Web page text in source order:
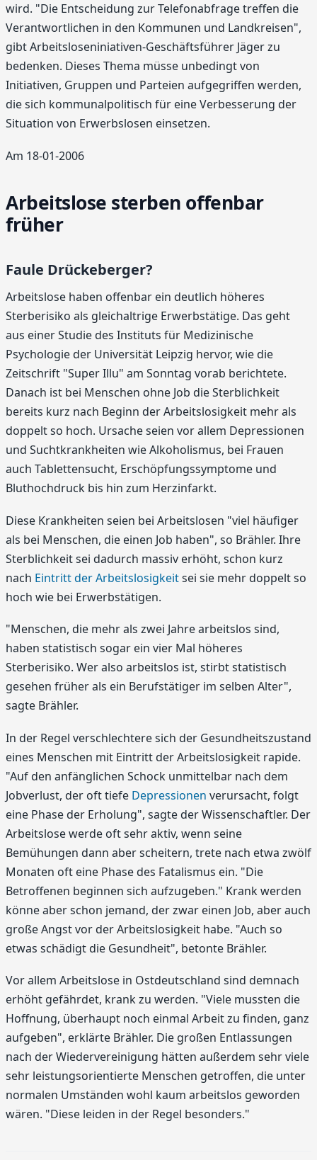
wird. "Die Entscheidung zur Telefonabfrage treffen die
Verantwortlichen in den Kommunen und Landkreisen",
gibt Arbeitsloseniniativen-Geschäftsführer Jäger zu
bedenken. Dieses Thema müsse unbedingt von
Initiativen, Gruppen und Parteien aufgegriffen werden,
die sich kommunalpolitisch für eine Verbesserung der
Situation von Erwerbslosen einsetzen.
Am 18-01-2006
Arbeitslose sterben offenbar
früher
Faule Drückeberger?
Arbeitslose haben offenbar ein deutlich höheres
Sterberisiko als gleichaltrige Erwerbstätige. Das geht
aus einer Studie des Instituts für Medizinische
Psychologie der Universität Leipzig hervor, wie die
Zeitschrift "Super Illu" am Sonntag vorab berichtete.
Danach ist bei Menschen ohne Job die Sterblichkeit
bereits kurz nach Beginn der Arbeitslosigkeit mehr als
doppelt so hoch. Ursache seien vor allem Depressionen
und Suchtkrankheiten wie Alkoholismus, bei Frauen
auch Tablettensucht, Erschöpfungssymptome und
Bluthochdruck bis hin zum Herzinfarkt.
Diese Krankheiten seien bei Arbeitslosen "viel häufiger
als bei Menschen, die einen Job haben", so Brähler. Ihre
Sterblichkeit sei dadurch massiv erhöht, schon kurz
nach Eintritt der Arbeitslosigkeitsei sie mehr doppelt so
hoch wie bei Erwerbstätigen.
"Menschen, die mehr als zwei Jahre arbeitslos sind,
haben statistisch sogar ein vier Mal höheres
Sterberisiko. Wer also arbeitslos ist, stirbt statistisch
gesehen früher als ein Berufstätiger im selben Alter",
sagte Brähler.
In der Regel verschlechtere sich der Gesundheitszustand
eines Menschen mit Eintritt der Arbeitslosigkeit rapide.
"Auf den anfänglichen Schock unmittelbar nach dem
Jobverlust, der oft tiefe Depressionen verursacht, folgt
eine Phase der Erholung", sagte der Wissenschaftler. Der
Arbeitslose werde oft sehr aktiv, wenn seine
Bemühungen dann aber scheitern, trete nach etwa zwölf
Monaten oft eine Phase des Fatalismus ein. "Die
Betroffenen beginnen sich aufzugeben." Krank werden
könne aber schon jemand, der zwar einen Job, aber auch
große Angst vor der Arbeitslosigkeit habe. "Auch so
etwas schädigt die Gesundheit", betonte Brähler.
Vor allem Arbeitslose in Ostdeutschland sind demnach
erhöht gefährdet, krank zu werden. "Viele mussten die
Hoffnung, überhaupt noch einmal Arbeit zu finden, ganz
aufgeben", erklärte Brähler. Die großen Entlassungen
nach der Wiedervereinigung hätten außerdem sehr viele
sehr leistungsorientierte Menschen getroffen, die unter
normalen Umständen wohl kaum arbeitslos geworden
wären. "Diese leiden in der Regel besonders."